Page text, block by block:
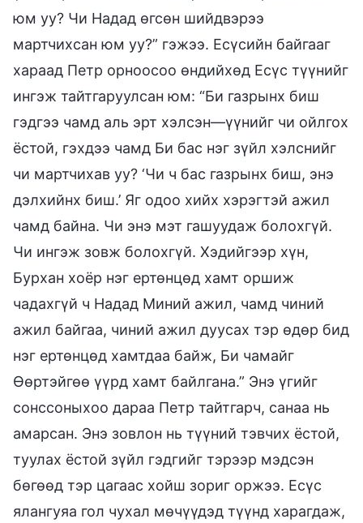
юм уу? Чи Надад өгсөн шийдвэрээ
мартчихсан юм уу?” гэжээ. Есүсийн байгааг
хараад Петр орноосоо өндийхөд Есүс түүнийг
ингэж тайтгаруулсан юм: “Би газрынх биш
гэдгээ чамд аль эрт хэлсэн—үүнийг чи ойлгох
ёстой, гэхдээ чамд Би бас нэг зүйл хэлснийг
чи мартчихав уу? ‘Чи ч бас газрынх биш, энэ
дэлхийнх биш.’ Яг одоо хийх хэрэгтэй ажил
чамд байна. Чи энэ мэт гашуудаж болохгүй.
Чи ингэж зовж болохгүй. Хэдийгээр хүн,
Бурхан хоёр нэг ертөнцөд хамт оршиж
чадахгүй ч Надад Миний ажил, чамд чиний
ажил байгаа, чиний ажил дуусах тэр өдөр бид
нэг ертөнцөд хамтдаа байж, Би чамайг
Өөртэйгөө үүрд хамт байлгана.” Энэ үгийг
сонссоныхоо дараа Петр тайтгарч, санаа нь
амарсан. Энэ зовлон нь түүний тэвчих ёстой,
туулах ёстой зүйл гэдгийг тэрээр мэдсэн
бөгөөд тэр цагаас хойш зориг оржээ. Есүс
ялангуяа гол чухал мөчүүдэд түүнд харагдаж,